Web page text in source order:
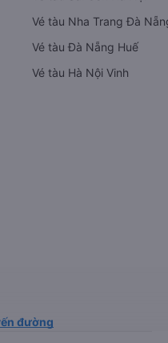
Vé tàu Nha Trang Đà
Vé tàu Đà Nẵng Huế
Vé tàu Hà Nội Vinh
đường